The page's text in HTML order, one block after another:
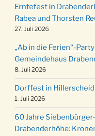
24.12.
24.12.
24.12.
15:00 Uhr
24.12.
18:00 Uhr
24.12.
Christmette
um 23:00 Uhr
31.12.
Gottesdienst
18:00 Uhr
Erntefest in
Rabea und Thorsten
27. Juli 2026
„Ab in die Ferien“-
Gemeindehaus
8. Juli 2026
Dorffest in Hillerscheid
1. Juli 2026
60 Jahre
Drabenderhöhe: